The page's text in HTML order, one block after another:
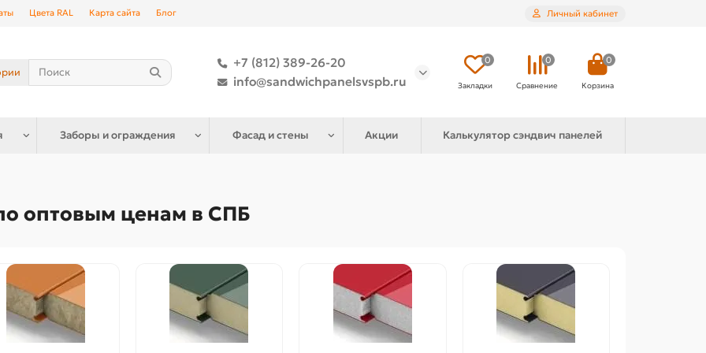
Цвета RAL Карта сайта Блог Личный кабинет
+7 (812) 389-26-20
info@sandwichpanelsvspb.ru
0
Закладки
0
Сравнение
0
Корзина
Заборы и ограждения Фасад и стены Акции Калькулятор сэндвич панелей
оптовым ценам в СПБ